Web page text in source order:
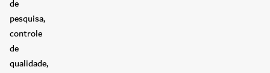
de
pesquisa,
controle
de
qualidade,